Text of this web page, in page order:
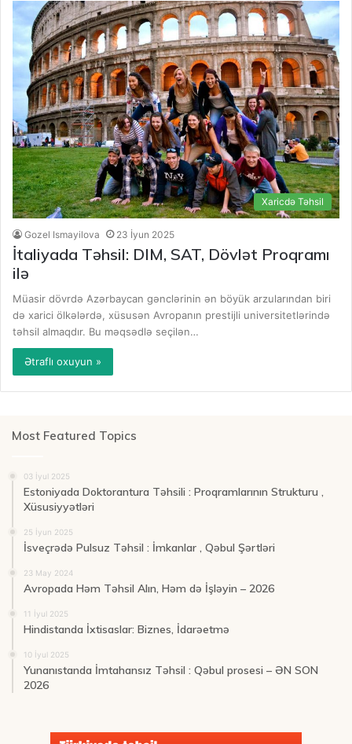
Xaricdə Təhsil
Gozel Ismayilova 23 İyun 2025
İtaliyada Təhsil: DIM, SAT, Dövlət Proqramı
ilə
Müasir dövrdə Azərbaycan gənclərinin ən böyük arzularından biri
də xarici ölkələrdə, xüsusən Avropanın prestijli universitetlərində
təhsil almaqdır. Bu məqsədlə seçilən…
Ətraflı oxuyun »
Most Featured Topics
03 İyul 2025
Estoniyada Doktorantura Təhsili : Proqramlarının Strukturu ,
Xüsusiyyətləri
25 İyun 2025
İsveçrədə Pulsuz Təhsil : İmkanlar , Qəbul Şərtləri
23 May 2024
Avropada Həm Təhsil Alın, Həm də İşləyin – 2026
11 İyul 2025
Hindistanda İxtisaslar: Biznes, İdarəetmə
10 İyul 2025
Yunanıstanda İmtahansız Təhsil : Qəbul prosesi – ƏN SON
2026